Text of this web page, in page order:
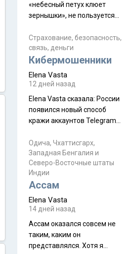
«небесный петух клюет
зернышки», не пользуется
заслужено, и чтобы попасть
на начало тропы показали
водителю карту, иначе
Пошли туда, потому что я
отзывов. По мне – сплошная
физуха, долгий спуск, потом
подъем по этому же пути.
Пока
Страхование, безопасность,
связь, деньги
Кибермошенники
Elena Vasta
12 дней назад
Elena Vasta сказалa: России
появился новый способ
кражи аккаунтов Telegram
Прочитайте! У моих двух
знакомых вот так увели
аккаунты
Одича, Чхаттисгарх,
Западная Бенгалия и
Северо-Восточные штаты
Индии
Ассам
Elena Vasta
14 дней назад
Ассам оказался совсем не
таким, каким он
представлялся. Хотя я